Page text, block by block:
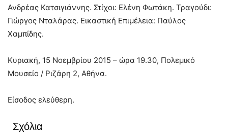
Ανδρέας Κατσιγιάννης. Στίχοι: Ελένη Φωτάκη. Τραγούδι:
Γιώργος Νταλάρας. Εικαστική Επιμέλεια: Παύλος
Χαμπίδης.
Κυριακή, 15 Νοεμβρίου 2015 – ώρα 19.30, Πολεμικό
Μουσείο / Ριζάρη 2, Αθήνα.
Είσοδος ελεύθερη.
Σχόλια